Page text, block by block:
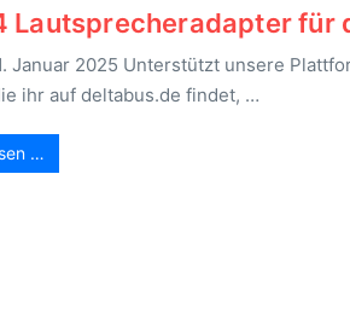
Lautsprecheradapter für
Januar 2025 Unterstützt unsere
ihr auf deltabus.de findet, …
…